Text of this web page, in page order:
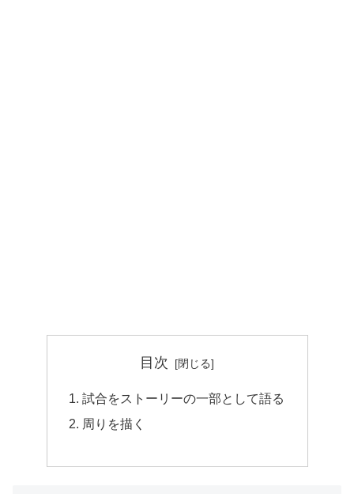
目次
試合をストーリーの一部として語る
周りを描く